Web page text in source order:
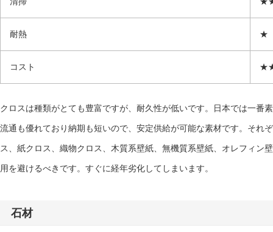
耐熱 ★
コスト
クロスは種類がとても豊富ですが、耐久性が低いです。日本では一番
流通も優れており納期も短いので、安定供給が可能な素材です。それ
ス、紙クロス、織物クロス、木質系壁紙、無機質系壁紙、オレフィン
用を避けるべきです。すぐに経年劣化してしまいます。
石材